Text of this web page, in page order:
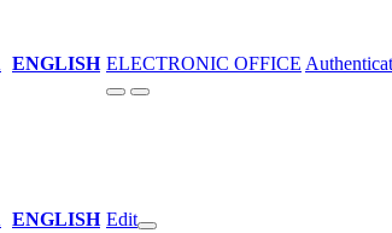
ENGLISH ELECTRONIC OFFICE
ENGLISH Edit